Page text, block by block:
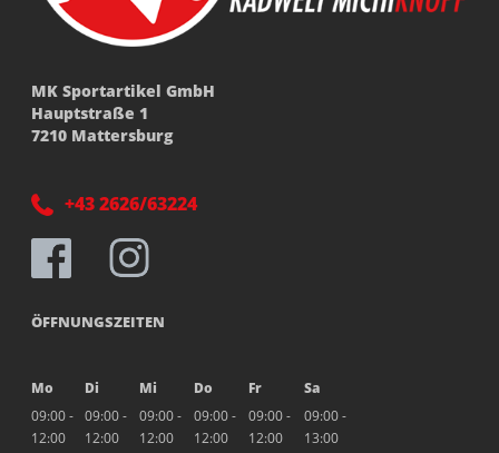
MK Sportartikel GmbH
Hauptstraße 1
7210 Mattersburg
+43 2626/63224
ÖFFNUNGSZEITEN
Mo Di Mi Do Fr
Sa
09:00 -
12:00
09:00 -
12:00
09:00 -
12:00
09:00 -
12:00
09:00 -
12:00
09:00 -
13:00